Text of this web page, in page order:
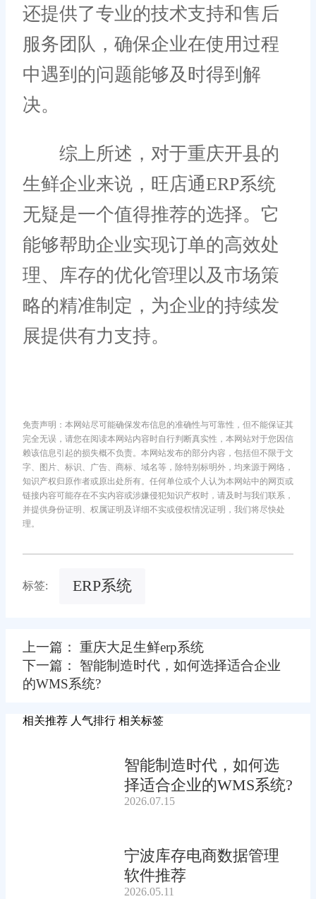
还提供了专业的技术支持和售后
服务团队，确保企业在使用过程
中遇到的问题能够及时得到解
决。
综上所述，对于重庆开县的
生鲜企业来说，旺店通ERP系统
无疑是一个值得推荐的选择。它
能够帮助企业实现订单的高效处
理、库存的优化管理以及市场策
略的精准制定，为企业的持续发
展提供有力支持。
免责声明：本网站尽可能确保发布信息的准确性与可靠性，但不能保证其
完全无误，请您在阅读本网站内容时自行判断真实性，本网站对于您因信
赖该信息引起的损失概不负责。本网站发布的部分内容，包括但不限于文
字、图片、标识、广告、商标、域名等，除特别标明外，均来源于网络，
知识产权归原作者或原出处所有。任何单位或个人认为本网站中的网页或
链接内容可能存在不实内容或涉嫌侵犯知识产权时，请及时与我们联系，
并提供身份证明、权属证明及详细不实或侵权情况证明，我们将尽快处
理。
标签: ERP系统
上一篇： 重庆大足生鲜erp系统
下一篇： 智能制造时代，如何选择适合企业
的WMS系统?
相关推荐 人气排行 相关标签
智能制造时代，如何选
择适合企业的WMS系统?
2026.07.15
宁波库存电商数据管理
软件推荐
2026.05.11